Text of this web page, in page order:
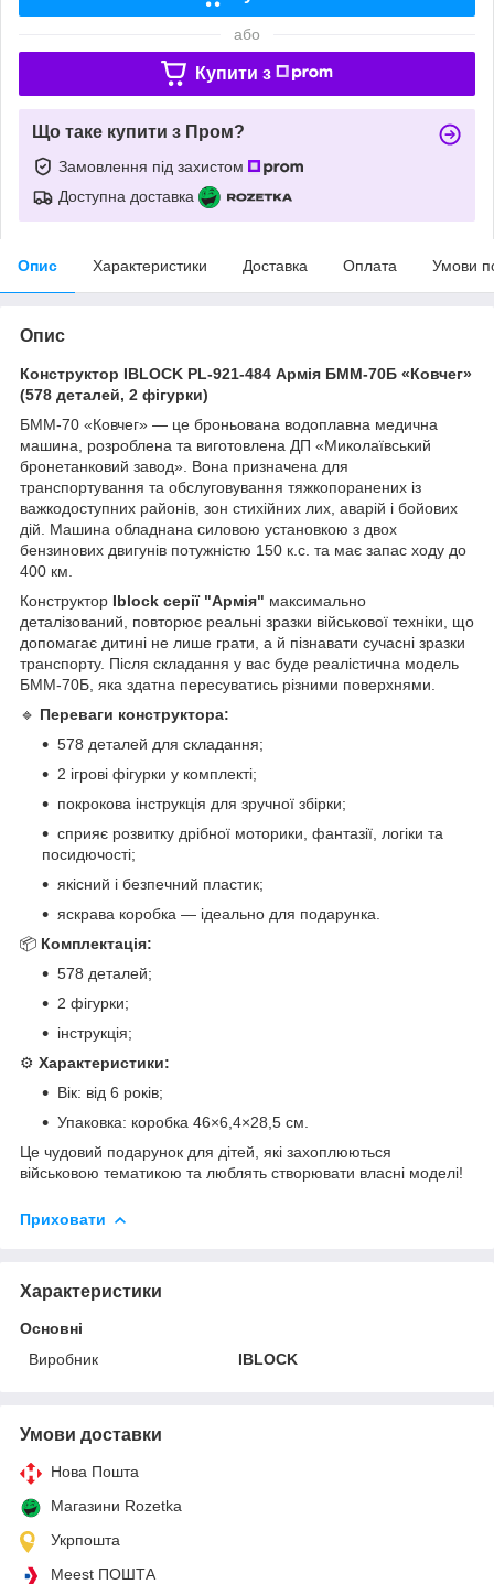
або
Купити з
Що таке купити з Пром?
Замовлення під захистом
Доступна доставка
Опис Характеристики Доставка Оплата Умови
Опис
Конструктор IBLOCK PL-921-484 Армія БММ-70Б «Ковчег»
(578 деталей, 2 фігурки)
БММ-70 «Ковчег» — це броньована водоплавна медична
машина, розроблена та виготовлена ДП «Миколаївський
бронетанковий завод». Вона призначена для
транспортування та обслуговування тяжкопоранених із
важкодоступних районів, зон стихійних лих, аварій і бойових
дій. Машина обладнана силовою установкою з двох
бензинових двигунів потужністю 150 к.с. та має запас ходу до
400 км.
Конструктор Iblock серії "Армія" максимально
деталізований, повторює реальні зразки військової техніки, що
допомагає дитині не лише грати, а й пізнавати сучасні зразки
транспорту. Після складання у вас буде реалістична модель
БММ-70Б, яка здатна пересуватись різними поверхнями.
🔹 Переваги конструктора:
578 деталей для складання;
2 ігрові фігурки у комплекті;
покрокова інструкція для зручної збірки;
сприяє розвитку дрібної моторики, фантазії, логіки та
посидючості;
якісний і безпечний пластик;
яскрава коробка — ідеально для подарунка.
📦 Комплектація:
578 деталей;
2 фігурки;
інструкція;
⚙️ Характеристики:
Вік: від 6 років;
Упаковка: коробка 46×6,4×28,5 см.
Це чудовий подарунок для дітей, які захоплюються
військовою тематикою та люблять створювати власні моделі!
Приховати
Характеристики
Основні
Виробник
IBLOCK
Умови доставки
Нова Пошта
Магазини Rozetka
Укрпошта
Meest ПОШТА